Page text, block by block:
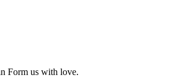
Form us with love.